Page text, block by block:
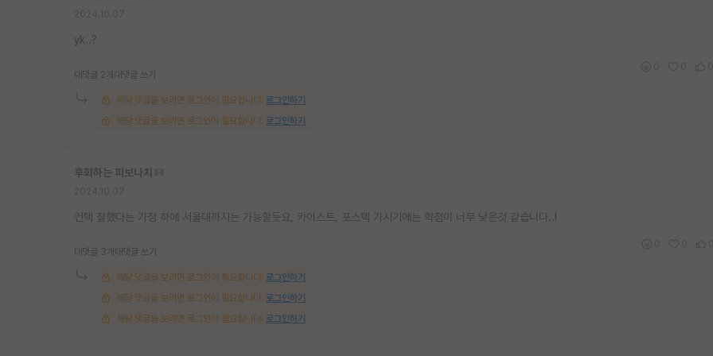
yk..?
대댓글 2개 대댓글 쓰기
해당 댓글을 보려면 로그인이 필요합니다. 로그인하기
해당 댓글을 보려면 로그인이 필요합니다. 로그인하기
후회하는 피보나치
컨택 잘했다는 가정 하에 서울대까지는 가능할듯요, 카이스트, 포스텍 가시기에는 학점이 너무 낮은것 같습니다..!
대댓글 3개 대댓글 쓰기
해당 댓글을 보려면 로그인이 필요합니다. 로그인하기
해당 댓글을 보려면 로그인이 필요합니다. 로그인하기
해당 댓글을 보려면 로그인이 필요합니다. 로그인하기